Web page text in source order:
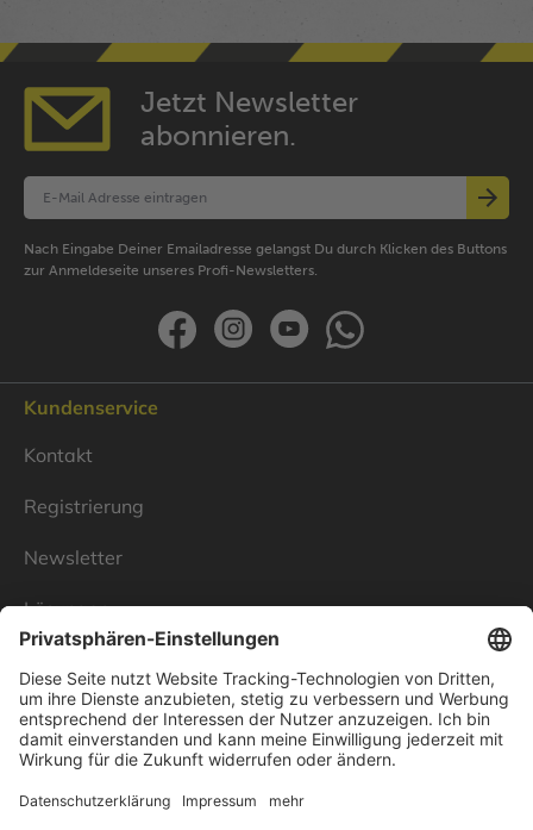
Jetzt Newsletter
abonnieren.
Nach Eingabe Deiner Emailadresse gelangst Du durch Klicken des Buttons
zur Anmeldeseite unseres Profi-Newsletters.
Kundenservice
Kontakt
Registrierung
Newsletter
Lösungen
Über Linnenbecker
Unsere Standorte
Unternehmen